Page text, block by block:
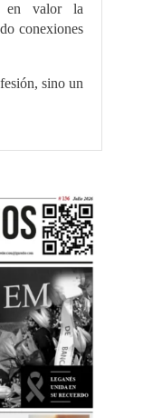
en valor la
conexiones
sino un